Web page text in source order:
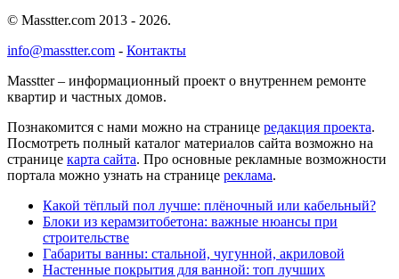
© Masstter.com 2013 - 2026.
info@masstter.com - Контакты
Masstter – информационный проект о внутреннем ремонте
квартир и частных домов.
Познакомится с нами можно на странице редакция проекта.
Посмотреть полный каталог материалов сайта возможно на
странице карта сайта. Про основные рекламные возможности
портала можно узнать на странице реклама.
Какой тёплый пол лучше: плёночный или кабельный?
Блоки из керамзитобетона: важные нюансы при
строительстве
Габариты ванны: стальной, чугунной, акриловой
Настенные покрытия для ванной: топ лучших